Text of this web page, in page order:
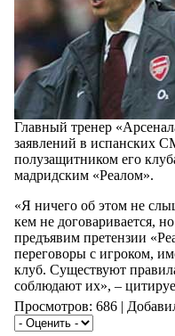
Главный тренер
заявлений в испанских
полузащитником его
мадридским «Реалом».
«Я ничего об этом не
кем не договаривается,
предъявим претензии
переговоры с игроком,
клуб. Существуют
соблюдают их», –
Просмотров: 686 |